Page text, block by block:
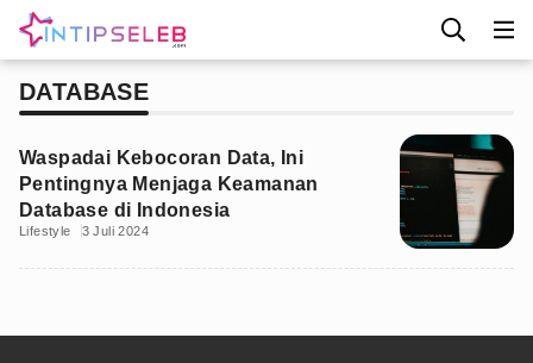
DATABASE
Waspadai Kebocoran Data, Ini
Pentingnya Menjaga Keamanan
Database di Indonesia
Lifestyle 3 Juli 2024